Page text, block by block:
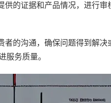
的证据和产品情况，进行审
的沟通，确保问题得到解决
服务质量。